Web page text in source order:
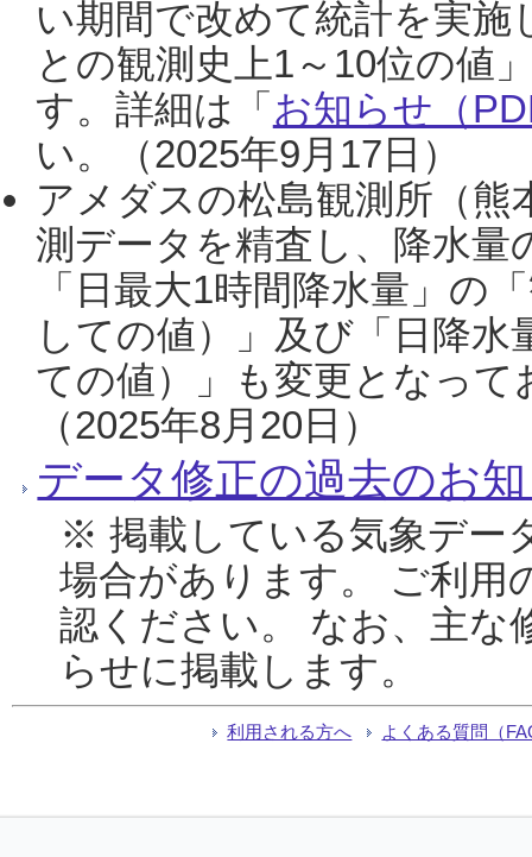
い期間で改めて統計を実
との観測史上1～10位の値
す。詳細は「 お知らせ（
い。（2025年9月17日）
アメダスの松島観測所（熊
測データを精査し、降水
「日最大1時間降水量」の
しての値）」及び「日降
ての値）」も変更となっ
（2025年8月20日）
データ修正の過去のお
※ 掲載している気象デー
場合があります。 ご利用
認ください。 なお、主な
らせに掲載します。
利用される方へ よくある質問（